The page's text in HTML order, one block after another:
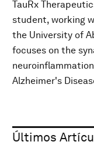
TauRx
student, working
the University of
focuses on the
Alzheimer's
Últimos